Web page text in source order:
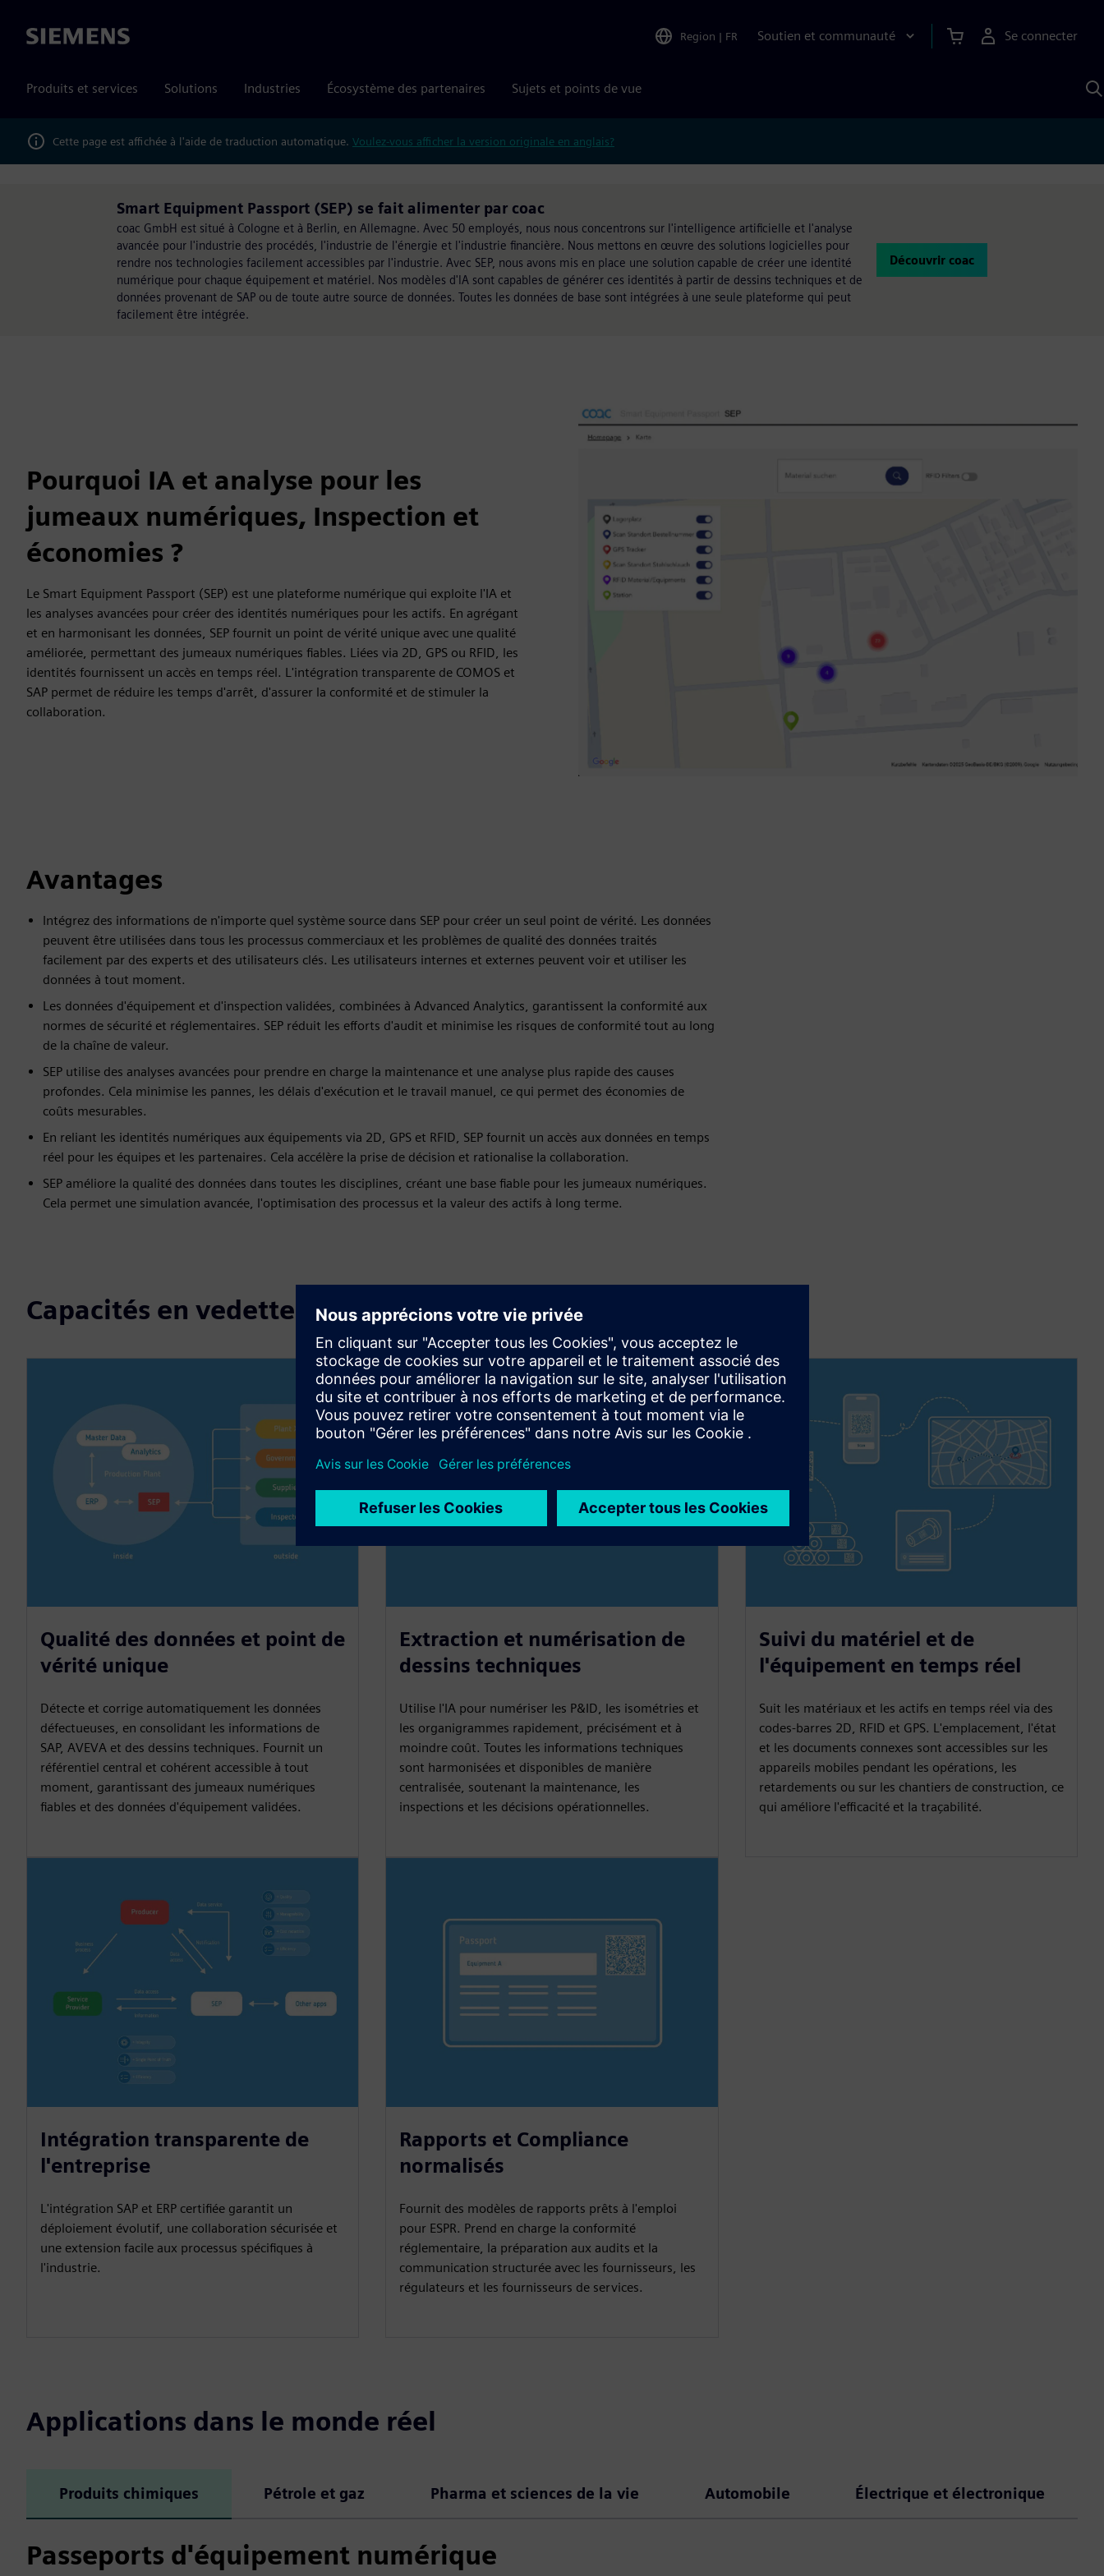
Siemens Region | FR Soutien et communauté Se connecter
Produits et services Solutions Industries Écosystème des partenaires Sujets et points de vue
Cette page est affichée à l'aide de traduction automatique. Voulez-vous afficher la version originale en anglais?
Smart Equipment Passport (SEP) se fait alimenter par coac
coac GmbH est situé à Cologne et à Berlin, en Allemagne. Avec 50 employés, nous nous concentrons sur l'intelligence artificielle et l'analyse
avancée pour l'industrie des procédés, l'industrie de l'énergie et l'industrie financière. Nous mettons en œuvre des solutions logicielles pour
rendre nos technologies facilement accessibles par l'industrie. Avec SEP, nous avons mis en place une solution capable de créer une identité
numérique pour chaque équipement et matériel. Nos modèles d'IA sont capables de générer ces identités à partir de dessins techniques et de
données provenant de SAP ou de toute autre source de données. Toutes les données de base sont intégrées à une seule plateforme qui peut
facilement être intégrée.
Découvrir coac
Pourquoi IA et analyse pour les
jumeaux numériques, Inspection et
économies ?
Le Smart Equipment Passport (SEP) est une plateforme numérique qui exploite l'IA et
les analyses avancées pour créer des identités numériques pour les actifs. En agrégant
et en harmonisant les données, SEP fournit un point de vérité unique avec une qualité
améliorée, permettant des jumeaux numériques fiables. Liées via 2D, GPS ou RFID, les
identités fournissent un accès en temps réel. L'intégration transparente de COMOS et
SAP permet de réduire les temps d'arrêt, d'assurer la conformité et de stimuler la
collaboration.
Avantages
Intégrez des informations de n'importe quel système source dans SEP pour créer un seul point de vérité. Les données
peuvent être utilisées dans tous les processus commerciaux et les problèmes de qualité des données traités
facilement par des experts et des utilisateurs clés. Les utilisateurs internes et externes peuvent voir et utiliser les
données à tout moment.
Les données d'équipement et d'inspection validées, combinées à Advanced Analytics, garantissent la conformité aux
normes de sécurité et réglementaires. SEP réduit les efforts d'audit et minimise les risques de conformité tout au long
de la chaîne de valeur.
SEP utilise des analyses avancées pour prendre en charge la maintenance et une analyse plus rapide des causes
profondes. Cela minimise les pannes, les délais d'exécution et le travail manuel, ce qui permet des économies de
coûts mesurables.
En reliant les identités numériques aux équipements via 2D, GPS et RFID, SEP fournit un accès aux données en temps
réel pour les équipes et les partenaires. Cela accélère la prise de décision et rationalise la collaboration.
SEP améliore la qualité des données dans toutes les disciplines, créant une base fiable pour les jumeaux numériques.
Cela permet une simulation avancée, l'optimisation des processus et la valeur des actifs à long terme.
Capacités en vedette
Qualité des données et point de
vérité unique
Détecte et corrige automatiquement les données
défectueuses, en consolidant les informations de
SAP, AVEVA et des dessins techniques. Fournit un
référentiel central et cohérent accessible à tout
moment, garantissant des jumeaux numériques
fiables et des données d'équipement validées.
Extraction et numérisation de
dessins techniques
Utilise l'IA pour numériser les P&ID, les isométries et
les organigrammes rapidement, précisément et à
moindre coût. Toutes les informations techniques
sont harmonisées et disponibles de manière
centralisée, soutenant la maintenance, les
inspections et les décisions opérationnelles.
Suivi du matériel et de
l'équipement en temps réel
Suit les matériaux et les actifs en temps réel via des
codes-barres 2D, RFID et GPS. L'emplacement, l'état
et les documents connexes sont accessibles sur les
appareils mobiles pendant les opérations, les
retardements ou sur les chantiers de construction, ce
qui améliore l'efficacité et la traçabilité.
Intégration transparente de
l'entreprise
L'intégration SAP et ERP certifiée garantit un
déploiement évolutif, une collaboration sécurisée et
une extension facile aux processus spécifiques à
l'industrie.
Rapports et Compliance
normalisés
Fournit des modèles de rapports prêts à l'emploi
pour ESPR. Prend en charge la conformité
réglementaire, la préparation aux audits et la
communication structurée avec les fournisseurs, les
régulateurs et les fournisseurs de services.
Applications dans le monde réel
Produits chimiques Pétrole et gaz Pharma et sciences de la vie Automobile Électrique et électronique
Passeports d'équipement numérique